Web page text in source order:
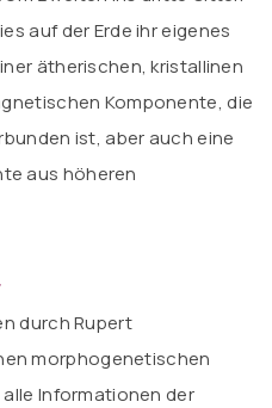
auf der Erde ihr eigenes
ätherischen, kristallinen
Komponente, die
ist, aber auch eine
aus höheren
durch Rupert
morphogenetischen
Informationen der